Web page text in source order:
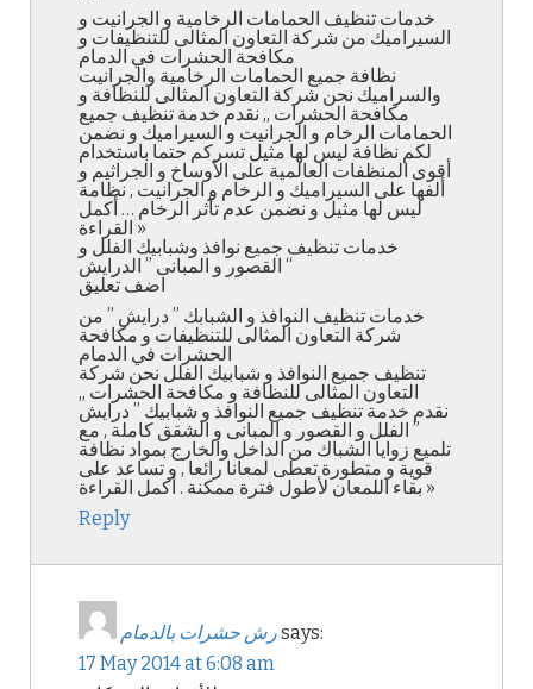
خدمات تنظيف الحمامات الرخامية و الجرانيت و
السيراميك من شركة التعاون المثالى للتنظيفات و
مكافحة الحشرات في الدمام
نظافة جميع الحمامات الرخامية والجرانيت
والسراميك نحن شركة التعاون المثالى للنظافة و
مكافحة الحشرات ,, نقدم خدمة تنظيف جميع
الحمامات الرخام و الجرانيت و السيراميك و نضمن
لكم نظافة ليس لها مثيل تسركم حتما باستخدام
أقوى المنظفات العالمية على الأوساخ و الجراثيم و
ألفها على السيراميك و الرخام و الجرانيت , نظامة
ليس لها مثيل و نضمن عدم تأثر الرخام … أكمل
القراءة »
خدمات تنظيف جميع نوافذ وشبابيك الفلل و
القصور و المبانى ” الدرايش “
اضف تعليق
خدمات تنظيف النوافذ و الشبابك ” درايش ” من
شركة التعاون المثالى للتنظيفات و مكافحة
الحشرات في الدمام
تنظيف جميع النوافذ و شبابيك الفلل نحن شركة
التعاون المثالى للنظافة و مكافحة الحشرات ,,
نقدم خدمة تنظيف جميع النوافذ و شبابيك ” درايش
” الفلل و القصور و المبانى و الشقق كاملة , مع
تلميع زوايا الشباك من الداخل والخارج بمواد نظافة
قوية و متطورة تعطى لمعانا رائعا , و تساعد على
بقاء اللمعان لأطول فترة ممكنة . أكمل القراءة »
Reply
رش حشرات بالدمامsays:
17 May 2014 at 6:08 am